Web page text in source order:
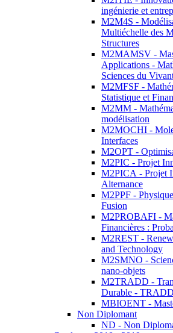
ingénierie et
M2M4S -
Multiéchelle des
Structures
M2MAMSV -
Applications -
Sciences du
M2MFSF -
Statistique et
M2MM -
modélisation
M2MOCHI -
Interfaces
M2OPT -
M2PIC - Projet
M2PICA - Projet
Alternance
M2PPF -
Fusion
M2PROBAFI -
Financières :
M2REST -
and Technology
M2SMNO -
nano-objets
M2TRADD -
Durable - TRADD
MBIOENT -
Non Diplomant
ND - Non